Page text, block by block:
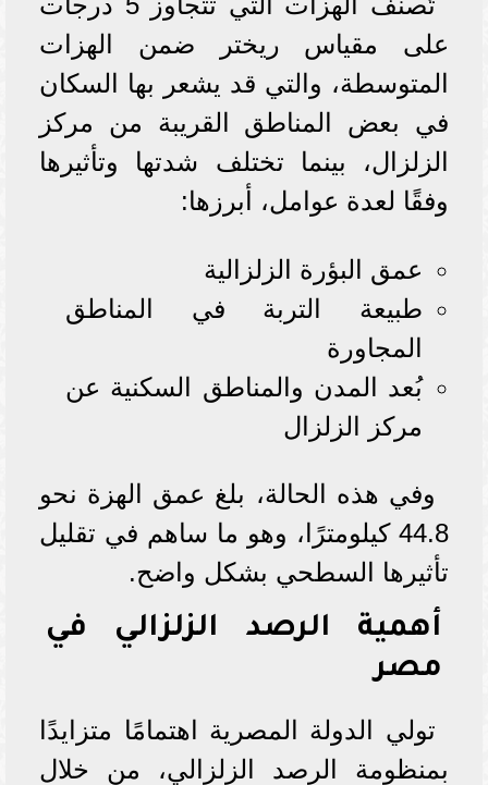
على مقياس ريختر ضمن الهزات
المتوسطة، والتي قد يشعر بها السكان
في بعض المناطق القريبة من مركز
الزلزال، بينما تختلف شدتها وتأثيرها
وفقًا لعدة عوامل، أبرزها:
عمق البؤرة الزلزالية
طبيعة التربة في المناطق
المجاورة
بُعد المدن والمناطق السكنية عن
مركز الزلزال
وفي هذه الحالة، بلغ عمق الهزة نحو
44.8 كيلومترًا، وهو ما ساهم في تقليل
تأثيرها السطحي بشكل واضح.
أهمية الرصد الزلزالي في
مصر
تولي الدولة المصرية اهتمامًا متزايدًا
بمنظومة الرصد الزلزالي، من خلال